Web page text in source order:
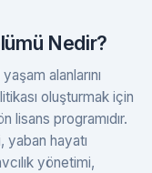
Nedir?
alanlarını
oluşturmak için
lisans programıdır.
hayatı
yönetimi,